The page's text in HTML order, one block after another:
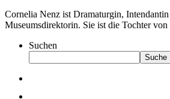
Cornelia Nenz ist Dramaturgin,
Museumsdirektorin. Sie ist die Tochter
Suchen
Suche